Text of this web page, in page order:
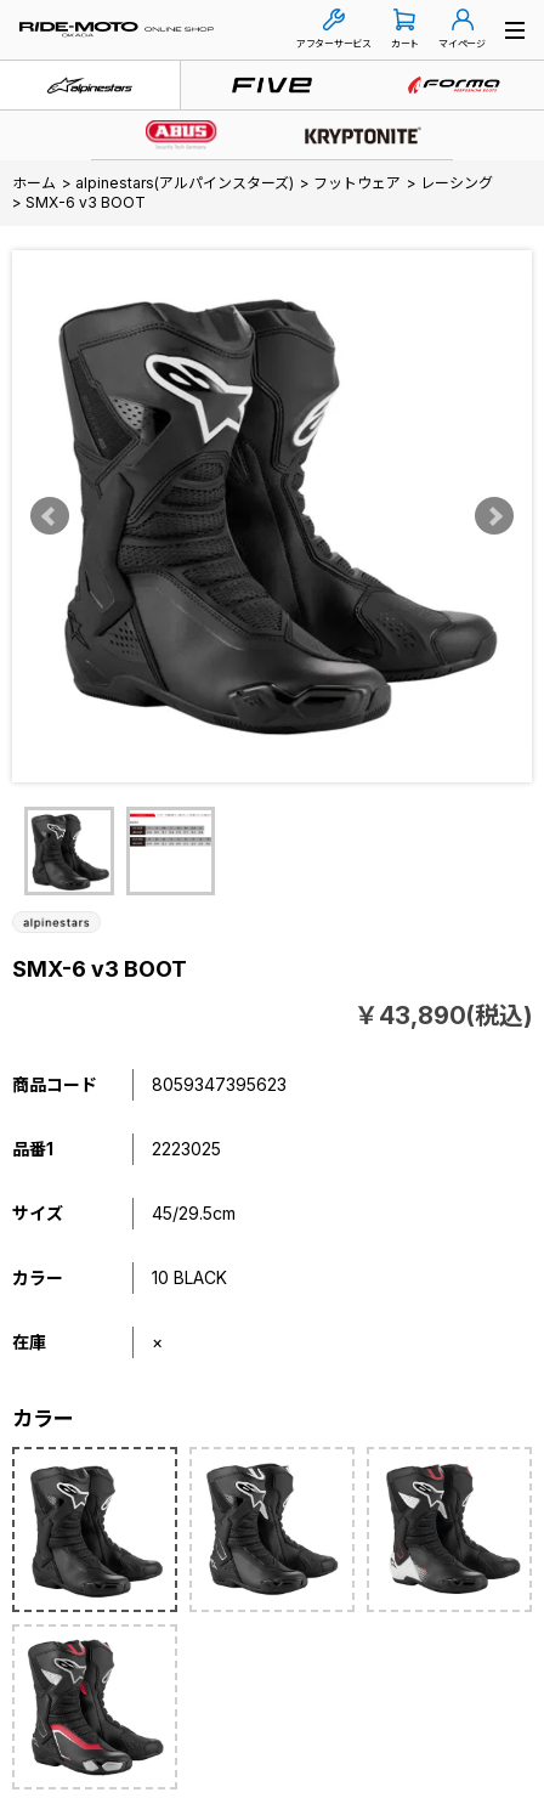
アフターサービス カート マイページ
ホーム > alpinestars(アルパインスターズ) > フットウェア > レーシング
> SMX-6 v3 BOOT
SMX-6 v3 BOOT
￥43,890(税込)
商品コード 8059347395623
品番1 2223025
サイズ 45/29.5cm
カラー 10 BLACK
在庫 ×
カラー